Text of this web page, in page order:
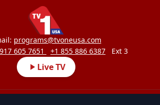
programs@tvoneusa.com
605 7651 +1 855 886 6387 Ext 3
Live TV